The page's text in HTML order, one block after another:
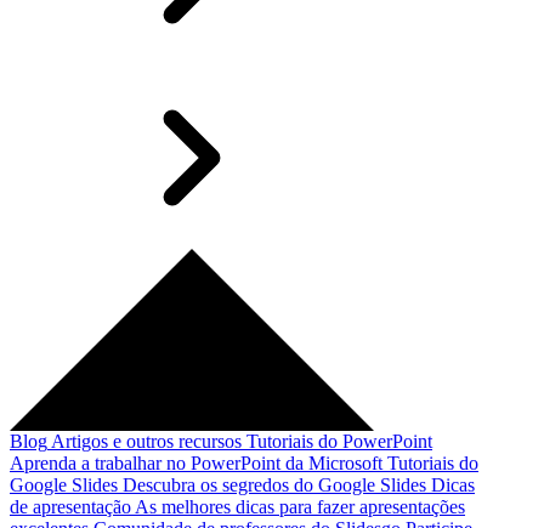
Blog Artigos e outros recursos Tutoriais do PowerPoint
Aprenda a trabalhar no PowerPoint da Microsoft Tutoriais do
Google Slides Descubra os segredos do Google Slides Dicas
de apresentação As melhores dicas para fazer apresentações